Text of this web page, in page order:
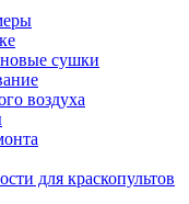
сушки
воздуха
для краскопультов